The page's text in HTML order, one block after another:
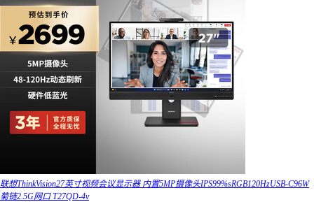
联想ThinkVision27英寸视频会议显示器 内置5MP摄像头IPS99%sRGB120HzUSB-C96W
菊链2.5G网口 T27QD-4v